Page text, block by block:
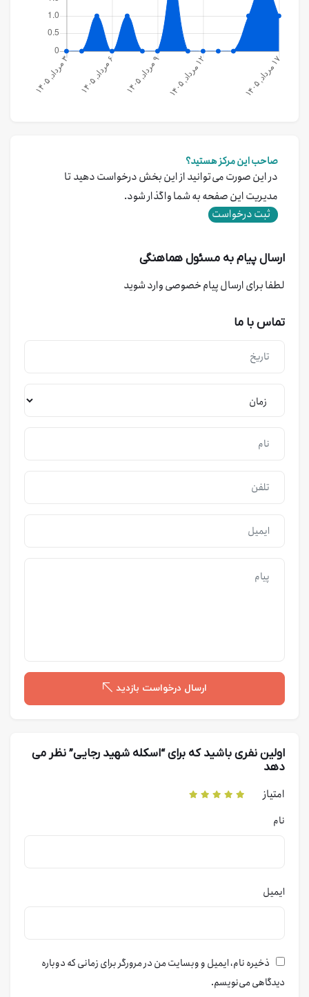
صاحب این مرکز هستید؟
در این صورت می‌توانید از این بخش درخواست دهید تا
مدیریت این صفحه به شما واگذار شود.
ثبت درخواست
ارسال پیام به مسئول هماهنگی
لطفا برای ارسال پیام خصوصی وارد شوید
تماس با ما
ارسال درخواست بازدید
اولین نفری باشید که برای “اسکله شهید رجایی” نظر می
دهد
امتیاز
نام
ایمیل
ذخیره نام، ایمیل و وبسایت من در مرورگر برای زمانی که دوباره
دیدگاهی می‌نویسم.